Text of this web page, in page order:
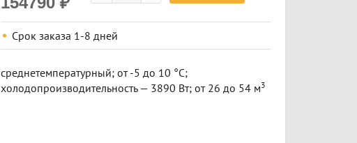
Срок заказа 1-8 дней
среднетемпературный; от -5 до 10 °C;
холодопроизводительность — 3890 Вт; от 26 до 54 м​3